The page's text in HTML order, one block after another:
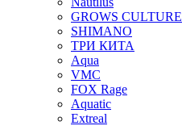
GROWS CULTURE
SHIMANO
ТРИ КИТА
Aqua
VMC
FOX Rage
Aquatic
Extreal